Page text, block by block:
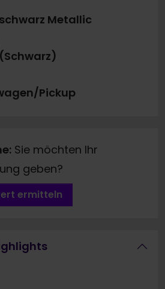
Metallic
Pickup
Sie möchten Ihr
geben?
ermitteln